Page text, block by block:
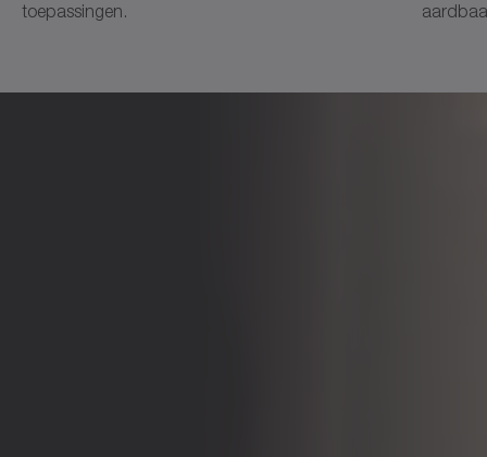
toepassingen.